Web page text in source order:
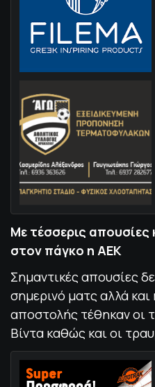
Με τέσσερις απουσίες
στον πάγκο η ΑΕΚ
Σημαντικές απουσίες
σημερινό ματς αλλά
αποστολής τέθηκαν οι
Βίντα καθώς και οι